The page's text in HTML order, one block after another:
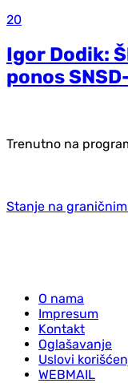
20
Igor Dodik:
ponos
Trenutno na
Stanje na
O nama
Impresum
Kontakt
Oglašavanje
Uslovi
WEBMAIL